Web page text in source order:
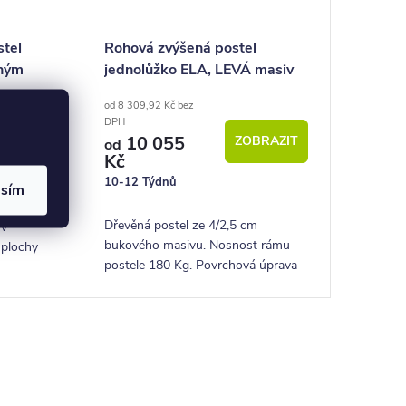
Rohová zvýšená postel
jednolůžko ELA, LEVÁ masiv
od 8 309,92 Kč bez
DPH
od 10 055
Kč
10-12 Týdnů
ZOBRAZIT
Dřevěná postel ze 4/2,5 cm
bukového masivu. Nosnost rámu
postele 180 Kg. Povrchová úprava